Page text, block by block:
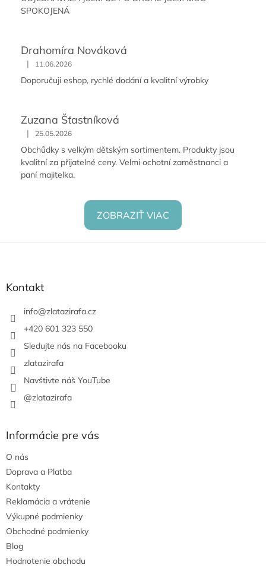
SPOKOJENÁ
Drahomíra Nováková
| 11.06.2026
Doporučuji eshop, rychlé dodání a kvalitní výrobky
Zuzana Šťastníková
| 25.05.2026
Obchůdky s velkým dětským sortimentem. Produkty jsou
kvalitní za přijatelné ceny. Velmi ochotní zaměstnanci a
paní majitelka.
ZOBRAZIŤ VIAC
Z
Kontakt
info@zlatazirafa.cz
+420 601 323 550
Sledujte nás na Facebooku
zlatazirafa
Navštivte náš YouTube
@zlatazirafa
Informácie pre vás
O nás
Doprava a Platba
Kontakty
Reklamácia a vrátenie
Výkupné podmienky
Obchodné podmienky
Blog
Hodnotenie obchodu